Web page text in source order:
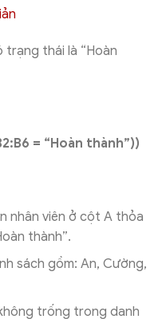
trạng thái là “Hoàn
= “Hoàn thành”))
nhân viên ở cột A thỏa
thành”.
sách gồm: An, Cường,
trống trong danh